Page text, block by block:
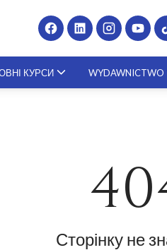
КУРСИ WYDAWNICTWO
Сторінку не